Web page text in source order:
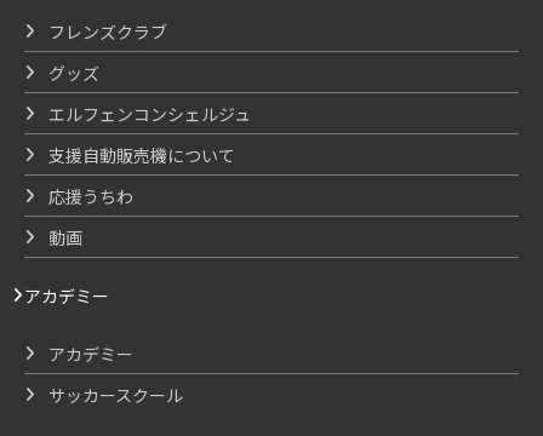
フレンズクラブ
グッズ
エルフェンコンシェルジュ
支援自動販売機について
応援うちわ
動画
アカデミー
アカデミー
サッカースクール